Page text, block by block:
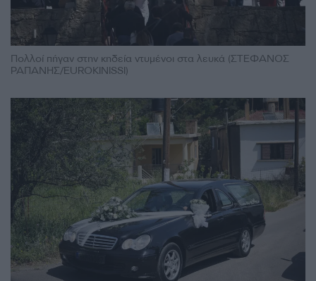
Πολλοί πήγαν στην κηδεία ντυμένοι στα λευκά (ΣΤΕΦΑΝΟΣ
ΡΑΠΑΝΗΣ/EUROKINISSI)